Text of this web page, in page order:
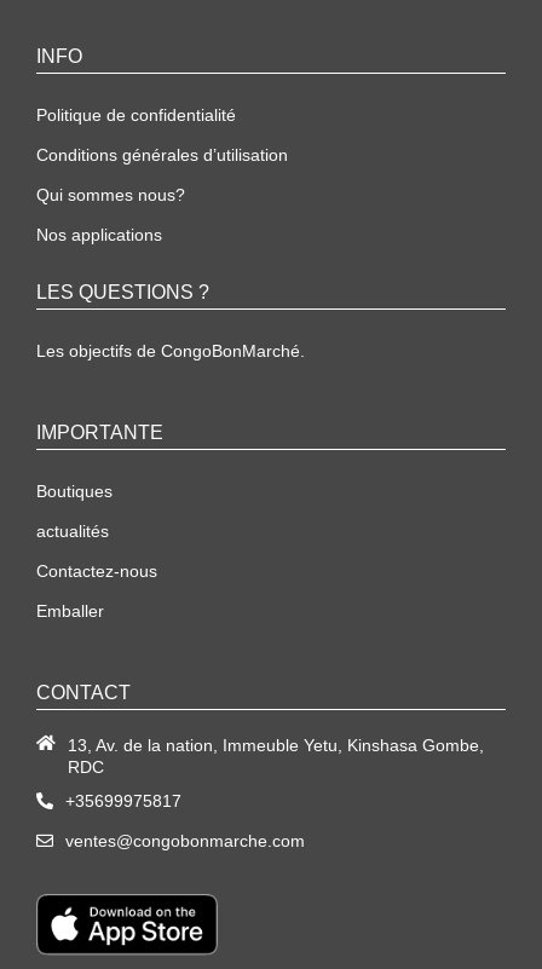
INFO
Politique de confidentialité
Conditions générales d’utilisation
Qui sommes nous?
Nos applications
LES QUESTIONS ?
Les objectifs de CongoBonMarché.
IMPORTANTE
Boutiques
actualités
Contactez-nous
Emballer
CONTACT
13, Av. de la nation, Immeuble Yetu, Kinshasa Gombe,
RDC
+35699975817
ventes@congobonmarche.com